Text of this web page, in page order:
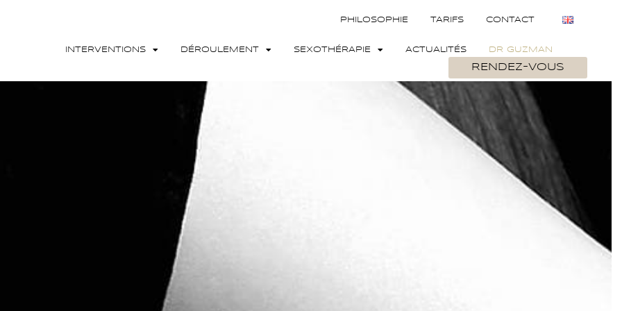
PHILOSOPHIE TARIFS CONTACT
INTERVENTIONS DÉROULEMENT SEXOTHÉRAPIE ACTUALITÉS DR GUZMAN
RENDEZ-VOUS